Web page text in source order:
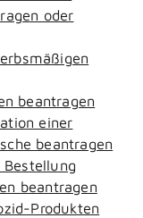
oder
beantragen
einer
beantragen
beantragen
Produkten